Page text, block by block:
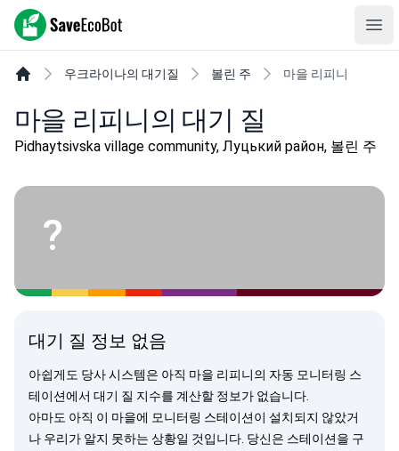
SaveEcoBot
우크라이나의 대기질 볼린 주 마을 리피니
마을 리피니의 대기 질
Pidhaytsivska village community, Луцький район, 볼린 주
?
대기 질 정보 없음
아쉽게도 당사 시스템은 아직 마을 리피니의 자동 모니터링 스
테이션에서 대기 질 지수를 계산할 정보가 없습니다.
아마도 아직 이 마을에 모니터링 스테이션이 설치되지 않았거
나 우리가 알지 못하는 상황일 것입니다. 당신은 스테이션을 구